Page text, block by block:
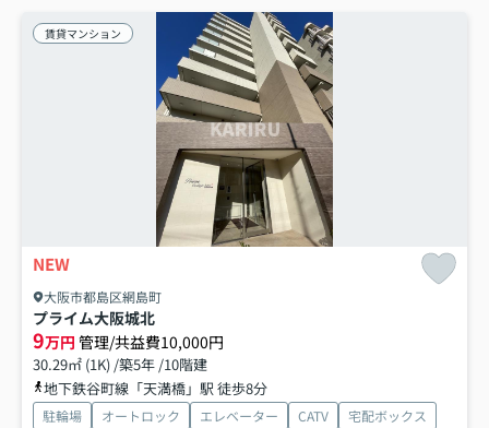
賃貸マンション
NEW
大阪市都島区網島町
プライム大阪城北
9万円 管理/共益費10,000円
30.29㎡ (1K) /築5年 /10階建
地下鉄谷町線「天満橋」駅 徒歩8分
駐輪場 オートロック エレベーター CATV
宅配ボックス